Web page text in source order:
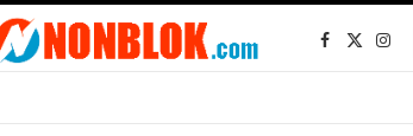
Facebook
X